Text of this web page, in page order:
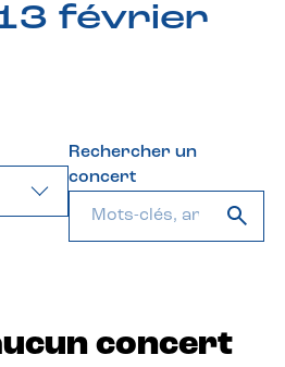
février
Rechercher un
concert
concert